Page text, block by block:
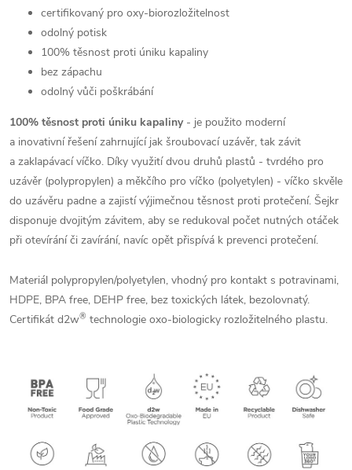
certifikovaný pro oxy-biorozložitelnost
odolný potisk
100% těsnost proti úniku kapaliny
bez zápachu
odolný vůči poškrábání
100% těsnost proti úniku kapaliny- je použito moderní
a inovativní řešení zahrnující jak šroubovací uzávěr, tak závit
a zaklapávací víčko. Díky využití dvou druhů plastů - tvrdého pro
uzávěr (polypropylen) a měkčího pro víčko (polyetylen) - víčko skvěle
do uzávěru padne a zajistí výjimečnou těsnost proti protečení. Šejkr
disponuje dvojitým závitem, aby se redukoval počet nutných otáček
při otevírání či zavírání, navíc opět přispívá k prevenci protečení.
Materiál polypropylen/polyetylen, vhodný pro kontakt s potravinami,
HDPE, BPA free, DEHP free, bez toxických látek, bezolovnatý.
Certifikát d2w® technologie oxo-biologicky rozložitelného plastu.